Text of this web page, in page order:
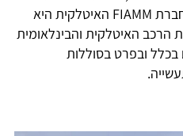
בעוצמות שונות לרכב חשמלי. חברת FIAMM האיטלקית היא
האיטלקית והבינלאומית
ובפרט בסוללות